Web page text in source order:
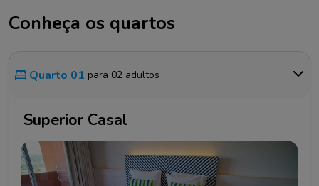
Conheça os quartos
Quarto 01 para 02 adultos
Superior Casal